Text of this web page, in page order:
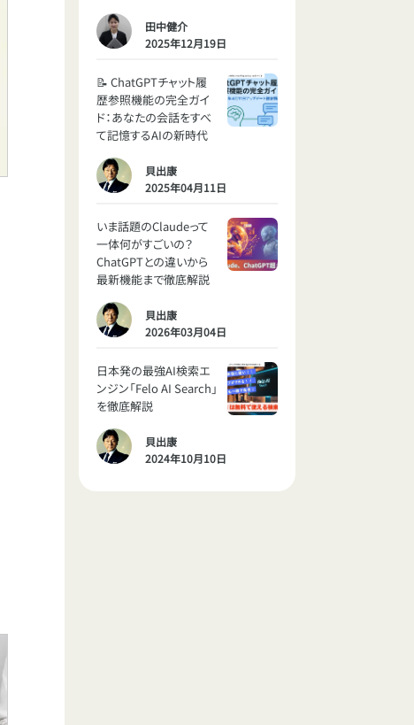
田中健介
2025年12月19日
📝 ChatGPTチャット履
歴参照機能の完全ガイ
ド：あなたの会話をすべ
て記憶するAIの新時代
貝出康
2025年04月11日
いま話題のClaudeって
一体何がすごいの？
ChatGPTとの違いから
最新機能まで徹底解説
貝出康
2026年03月04日
日本発の最強AI検索エ
ンジン「Felo AI Search」
を徹底解説
貝出康
2024年10月10日